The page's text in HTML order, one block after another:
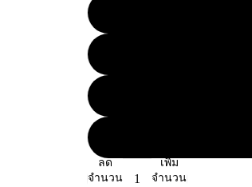
ลด
จำนวน
เพิ่ม
จำนวน